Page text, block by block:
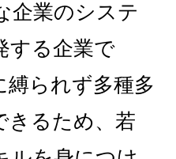
企業のシステ
する企業で
縛られず多種多
きるため、若